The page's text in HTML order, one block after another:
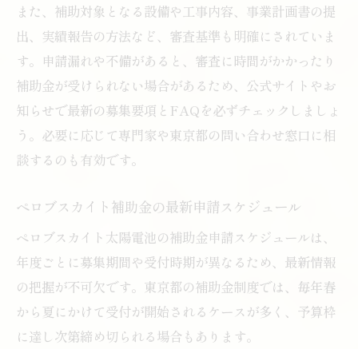
また、補助対象となる設備や工事内容、事業計画書の提
出、実績報告の方法など、審査基準も明確にされていま
す。申請漏れや不備があると、審査に時間がかかったり
補助金が受けられない場合があるため、公式サイトやお
知らせで最新の募集要項とFAQを必ずチェックしましょ
う。必要に応じて専門家や東京都の問い合わせ窓口に相
談するのも有効です。
ペロブスカイト補助金の最新申請スケジュール
ペロブスカイト太陽電池の補助金申請スケジュールは、
年度ごとに募集期間や受付時期が異なるため、最新情報
の把握が不可欠です。東京都の補助金制度では、毎年春
から夏にかけて受付が開始されるケースが多く、予算枠
に達し次第締め切られる場合もあります。